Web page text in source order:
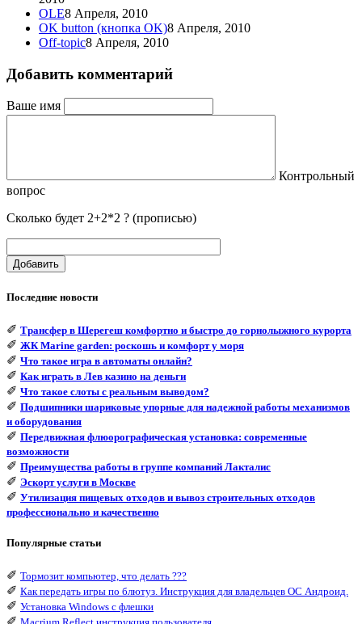
OLE8 Апреля, 2010
OK button (кнопка OK)8 Апреля, 2010
Off-topic8 Апреля, 2010
Добавить комментарий
Ваше имя
Контрольный
вопрос
Сколько будет 2+2*2 ? (прописью)
Добавить
Последние новости
✐ Трансфер в Шерегеш комфортно и быстро до горнолыжного курорта
✐ ЖК Marine garden: роскошь и комфорт у моря
✐ Что такое игра в автоматы онлайн?
✐ Как играть в Лев казино на деньги
✐ Что такое слоты с реальным выводом?
✐ Подшипники шариковые упорные для надежной работы механизмов
и оборудования
✐ Передвижная флюорографическая установка: современные
возможности
✐ Преимущества работы в группе компаний Лакталис
✐ Эскорт услуги в Москве
✐ Утилизация пищевых отходов и вывоз строительных отходов
профессионально и качественно
Популярные статьи
✐ Тормозит компьютер, что делать ???
✐ Как передать игры по блютуз. Инструкция для владельцев ОС Андроид.
✐ Установка Windows с флешки
✐